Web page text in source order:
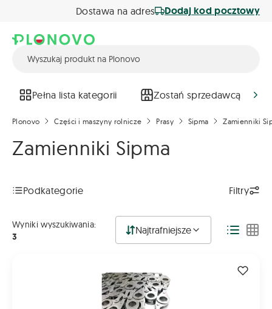
Dostawa na adres Dodaj kod pocztowy
Pełna lista kategorii Zostań sprzedawcą
Plonovo Części i maszyny rolnicze Prasy Sipma Zamienniki
Zamienniki Sipma
Podkategorie Filtry
Wyniki wyszukiwania:
3
Najtrafniejsze